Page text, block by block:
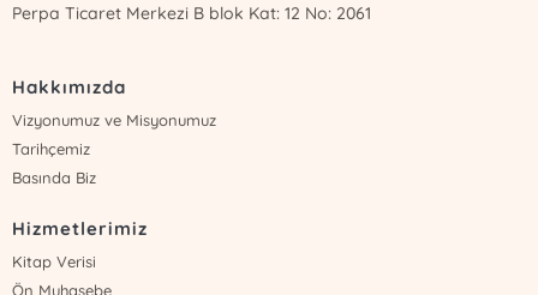
Perpa Ticaret Merkezi B blok Kat: 12 No: 2061
Hakkımızda
Vizyonumuz ve Misyonumuz
Tarihçemiz
Basında Biz
Hizmetlerimiz
Kitap Verisi
Ön Muhasebe